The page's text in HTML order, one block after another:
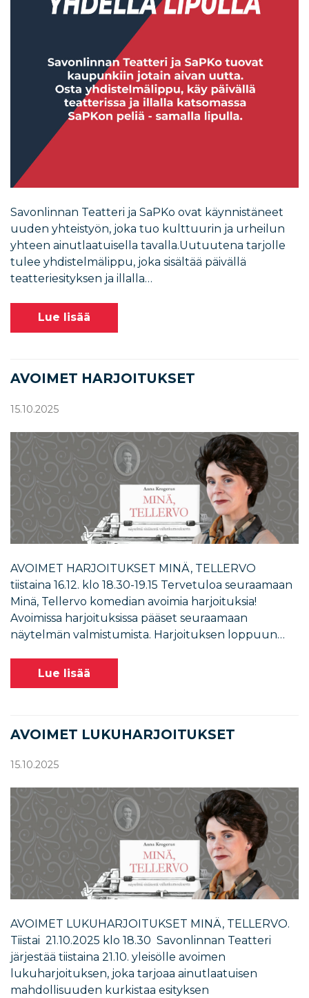
Savonlinnan Teatteri ja SaPKo ovat käynnistäneet
uuden yhteistyön, joka tuo kulttuurin ja urheilun
yhteen ainutlaatuisella tavalla.Uutuutena tarjolle
tulee yhdistelmälippu, joka sisältää päivällä
teatteriesityksen ja illalla…
Lue lisää
AVOIMET HARJOITUKSET
15.10.2025
AVOIMET HARJOITUKSET MINÄ, TELLERVO
tiistaina 16.12. klo 18.30-19.15 Tervetuloa seuraamaan
Minä, Tellervo komedian avoimia harjoituksia!
Avoimissa harjoituksissa pääset seuraamaan
näytelmän valmistumista. Harjoituksen loppuun…
Lue lisää
AVOIMET LUKUHARJOITUKSET
15.10.2025
AVOIMET LUKUHARJOITUKSET MINÄ, TELLERVO.
Tiistai 21.10.2025 klo 18.30 Savonlinnan Teatteri
järjestää tiistaina 21.10. yleisölle avoimen
lukuharjoituksen, joka tarjoaa ainutlaatuisen
mahdollisuuden kurkistaa esityksen